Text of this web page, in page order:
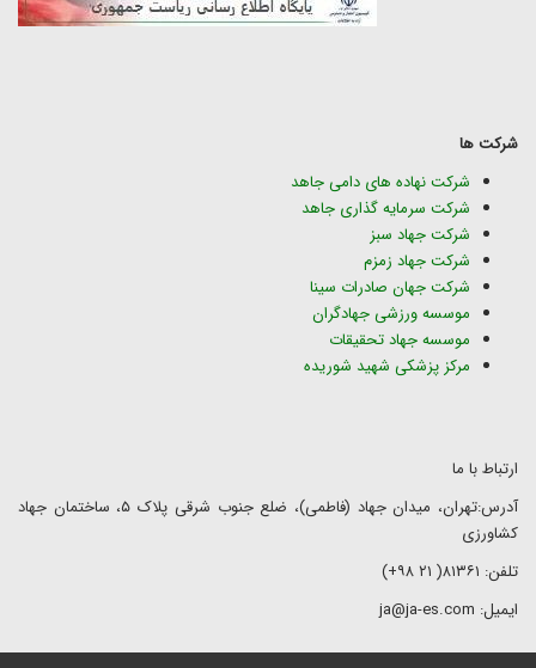
شرکت ها
شرکت نهاده های دامی جاهد
شرکت سرمایه گذاری جاهد
شرکت جهاد سبز
شرکت جهاد زمزم
شرکت جهان صادرات سینا
موسسه ورزشی جهادگران
موسسه جهاد تحقیقات
مرکز پزشکی شهید شوریده
ارتباط با ما
آدرس:تهران، میدان جهاد (فاطمی)، ضلع جنوب شرقی پلاک ۵، ساختمان جهاد
کشاورزی
تلفن: ۸۱۳۶۱( ۲۱ ۹۸+)
ایمیل: ja@ja-es.com